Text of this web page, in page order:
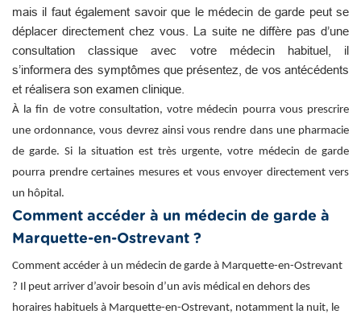
mais il faut également savoir que le médecin de garde peut se
déplacer directement chez vous. La suite ne diffère pas d’une
consultation classique avec votre médecin habituel, il
s’informera des symptômes que présentez, de vos antécédents
et réalisera son examen clinique.
À la fin de votre consultation, votre médecin pourra vous prescrire
une ordonnance, vous devrez ainsi vous rendre dans une pharmacie
de garde. Si la situation est très urgente, votre médecin de garde
pourra prendre certaines mesures et vous envoyer directement vers
un hôpital.
Comment accéder à un médecin de garde à
Marquette-en-Ostrevant ?
Comment accéder à un médecin de garde à Marquette-en-Ostrevant
? Il peut arriver d’avoir besoin d’un avis médical en dehors des
horaires habituels à Marquette-en-Ostrevant, notamment la nuit, le